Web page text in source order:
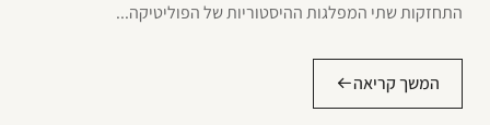
התחזקות שתי המפלגות ההיסטוריות של הפוליטיקה...
המשך קריאה